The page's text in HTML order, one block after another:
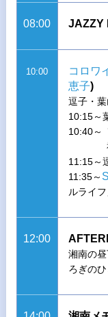
08:00 JAZZY
10:00 コロワ
恵子)
逗子・
10:15～
10:40～
福
11:15～
11:35～
ルライフ
12:00
湘南の
ろぎの